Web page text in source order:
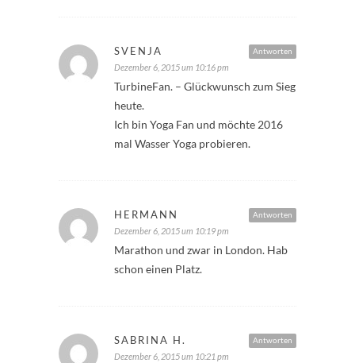
Antworten
SVENJA
Dezember 6, 2015 um 10:16 pm
TurbineFan. – Glückwunsch zum Sieg
heute.
Ich bin Yoga Fan und möchte 2016
mal Wasser Yoga probieren.
Antworten
HERMANN
Dezember 6, 2015 um 10:19 pm
Marathon und zwar in London. Hab
schon einen Platz.
Antworten
SABRINA H.
Dezember 6, 2015 um 10:21 pm